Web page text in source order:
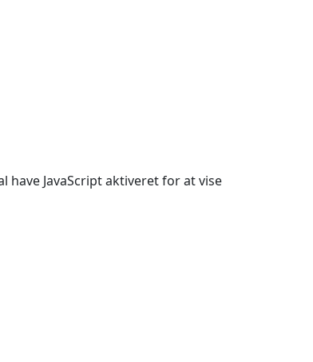
have JavaScript aktiveret for at vise